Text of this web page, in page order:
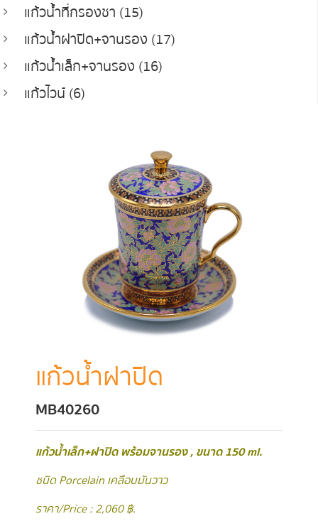
แก้วน้ำที่กรองชา (15)
แก้วน้ำฝาปิด+จานรอง (17)
แก้วน้ำเล็ก+จานรอง (16)
แก้วไวน์ (6)
แก้วน้ำฝาปิด
MB40260
แก้วน้ำเล็ก+ฝาปิด พร้อมจานรอง , ขนาด 150 ml.
ชนิด Porcelain เคลือบมันวาว
ราคา/Price : 2,060 ฿.